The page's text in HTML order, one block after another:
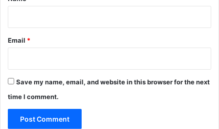
Email *
Save my name, email, and website in this browser for the next
time I comment.